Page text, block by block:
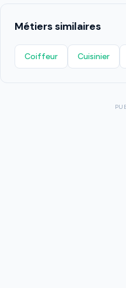
Métiers similaires
Coiffeur Cuisinier